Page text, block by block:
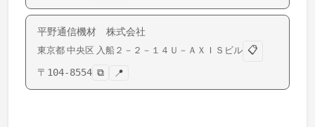
平野通信機材 株式会社
東京都 中央区 入船 ２－２－１４Ｕ－ＡＸＩＳビル 📋
〒 104-8554 ⧉ 📍